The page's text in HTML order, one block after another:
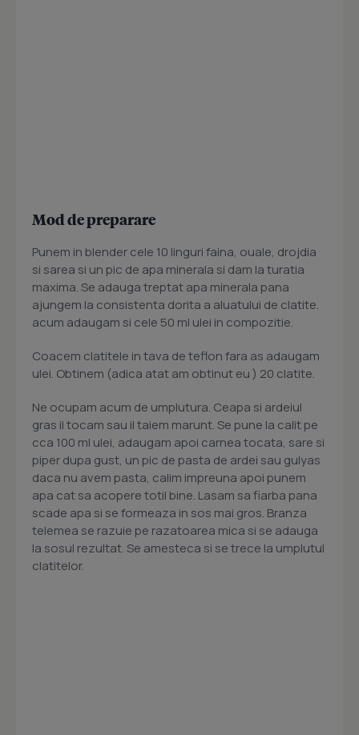
Mod de preparare
Punem in blender cele 10 linguri faina, ouale, drojdia
si sarea si un pic de apa minerala si dam la turatia
maxima. Se adauga treptat apa minerala pana
ajungem la consistenta dorita a aluatului de clatite.
acum adaugam si cele 50 ml ulei in compozitie.
Coacem clatitele in tava de teflon fara as adaugam
ulei. Obtinem (adica atat am obtinut eu ) 20 clatite.
Ne ocupam acum de umplutura. Ceapa si ardeiul
gras il tocam sau il taiem marunt. Se pune la calit pe
cca 100 ml ulei, adaugam apoi carnea tocata, sare si
piper dupa gust, un pic de pasta de ardei sau gulyas
daca nu avem pasta, calim impreuna apoi punem
apa cat sa acopere totil bine. Lasam sa fiarba pana
scade apa si se formeaza in sos mai gros. Branza
telemea se razuie pe razatoarea mica si se adauga
la sosul rezultat. Se amesteca si se trece la umplutul
clatitelor.